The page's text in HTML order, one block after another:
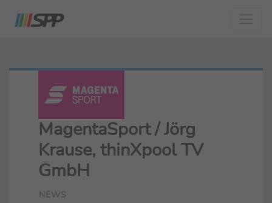
MagentaSport / Jörg
Krause, thinXpool TV
GmbH
NEWS